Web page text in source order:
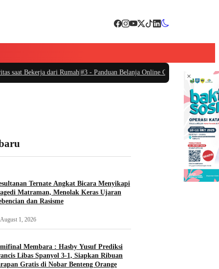
Bekerja dari Rumah|#3 -Panduan Belanja Online Cerdas: Pilih Produk
Ternate Angkat Bicara Menyikapi
Matraman, Menolak Keras Ujaran
dan Rasisme
August 1, 2026
Membara : Hasby Yusuf Prediksi
Libas Spanyol 3-1, Siapkan Ribuan
Gratis di Nobar Benteng Orange
×